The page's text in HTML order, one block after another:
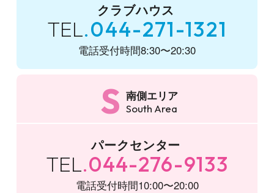
クラブハウス
TEL 044-271-1321
電話受付時間8:30〜20:30
S 南側エリア
South Area
パークセンター
TEL 044-276-9133
電話受付時間10:00〜20:00